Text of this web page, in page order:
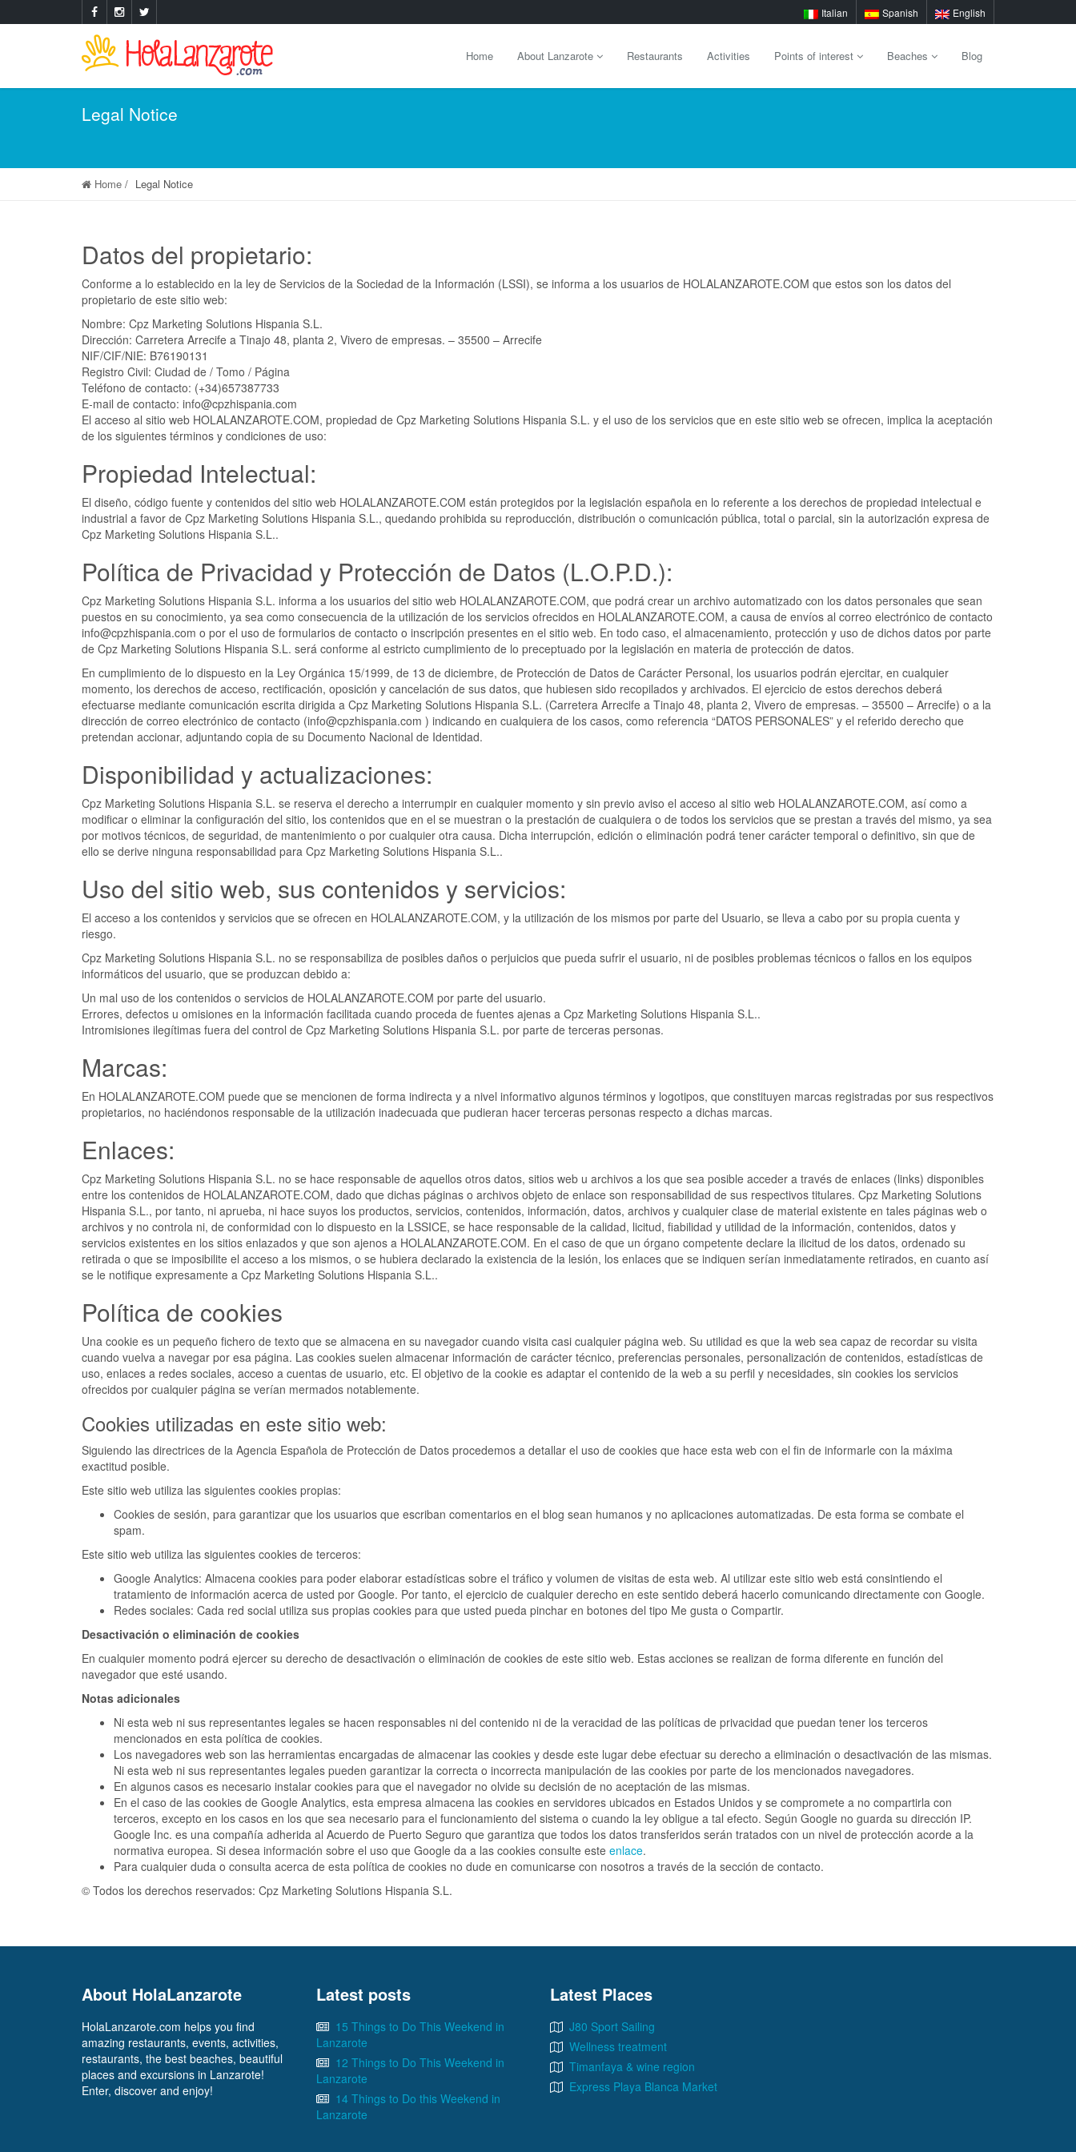
English
Spanish
Italian
Home About Lanzarote Restaurants Activities Points of interest Beaches Blog
Legal Notice
Home Legal Notice
Datos del propietario:
Conforme a lo establecido en la ley de Servicios de la Sociedad de la Información (LSSI), se informa a los usuarios de HOLALANZAROTE.COM que estos son los datos del
propietario de este sitio web:
Nombre: Cpz Marketing Solutions Hispania S.L.
Dirección: Carretera Arrecife a Tinajo 48, planta 2, Vivero de empresas. – 35500 – Arrecife
NIF/CIF/NIE: B76190131
Registro Civil: Ciudad de / Tomo / Página
Teléfono de contacto: (+34)657387733
E-mail de contacto: info@cpzhispania.com
El acceso al sitio web HOLALANZAROTE.COM, propiedad de Cpz Marketing Solutions Hispania S.L. y el uso de los servicios que en este sitio web se ofrecen, implica la aceptación
de los siguientes términos y condiciones de uso:
Propiedad Intelectual:
El diseño, código fuente y contenidos del sitio web HOLALANZAROTE.COM están protegidos por la legislación española en lo referente a los derechos de propiedad intelectual e
industrial a favor de Cpz Marketing Solutions Hispania S.L., quedando prohibida su reproducción, distribución o comunicación pública, total o parcial, sin la autorización expresa de
Cpz Marketing Solutions Hispania S.L..
Política de Privacidad y Protección de Datos (L.O.P.D.):
Cpz Marketing Solutions Hispania S.L. informa a los usuarios del sitio web HOLALANZAROTE.COM, que podrá crear un archivo automatizado con los datos personales que sean
puestos en su conocimiento, ya sea como consecuencia de la utilización de los servicios ofrecidos en HOLALANZAROTE.COM, a causa de envíos al correo electrónico de contacto
info@cpzhispania.com o por el uso de formularios de contacto o inscripción presentes en el sitio web. En todo caso, el almacenamiento, protección y uso de dichos datos por parte
de Cpz Marketing Solutions Hispania S.L. será conforme al estricto cumplimiento de lo preceptuado por la legislación en materia de protección de datos.
En cumplimiento de lo dispuesto en la Ley Orgánica 15/1999, de 13 de diciembre, de Protección de Datos de Carácter Personal, los usuarios podrán ejercitar, en cualquier
momento, los derechos de acceso, rectificación, oposición y cancelación de sus datos, que hubiesen sido recopilados y archivados. El ejercicio de estos derechos deberá
efectuarse mediante comunicación escrita dirigida a Cpz Marketing Solutions Hispania S.L. (Carretera Arrecife a Tinajo 48, planta 2, Vivero de empresas. – 35500 – Arrecife) o a la
dirección de correo electrónico de contacto (info@cpzhispania.com ) indicando en cualquiera de los casos, como referencia “DATOS PERSONALES” y el referido derecho que
pretendan accionar, adjuntando copia de su Documento Nacional de Identidad.
Disponibilidad y actualizaciones:
Cpz Marketing Solutions Hispania S.L. se reserva el derecho a interrumpir en cualquier momento y sin previo aviso el acceso al sitio web HOLALANZAROTE.COM, así como a
modificar o eliminar la configuración del sitio, los contenidos que en el se muestran o la prestación de cualquiera o de todos los servicios que se prestan a través del mismo, ya sea
por motivos técnicos, de seguridad, de mantenimiento o por cualquier otra causa. Dicha interrupción, edición o eliminación podrá tener carácter temporal o definitivo, sin que de
ello se derive ninguna responsabilidad para Cpz Marketing Solutions Hispania S.L..
Uso del sitio web, sus contenidos y servicios:
El acceso a los contenidos y servicios que se ofrecen en HOLALANZAROTE.COM, y la utilización de los mismos por parte del Usuario, se lleva a cabo por su propia cuenta y
riesgo.
Cpz Marketing Solutions Hispania S.L. no se responsabiliza de posibles daños o perjuicios que pueda sufrir el usuario, ni de posibles problemas técnicos o fallos en los equipos
informáticos del usuario, que se produzcan debido a:
Un mal uso de los contenidos o servicios de HOLALANZAROTE.COM por parte del usuario.
Errores, defectos u omisiones en la información facilitada cuando proceda de fuentes ajenas a Cpz Marketing Solutions Hispania S.L..
Intromisiones ilegítimas fuera del control de Cpz Marketing Solutions Hispania S.L. por parte de terceras personas.
Marcas:
En HOLALANZAROTE.COM puede que se mencionen de forma indirecta y a nivel informativo algunos términos y logotipos, que constituyen marcas registradas por sus respectivos
propietarios, no haciéndonos responsable de la utilización inadecuada que pudieran hacer terceras personas respecto a dichas marcas.
Enlaces:
Cpz Marketing Solutions Hispania S.L. no se hace responsable de aquellos otros datos, sitios web u archivos a los que sea posible acceder a través de enlaces (links) disponibles
entre los contenidos de HOLALANZAROTE.COM, dado que dichas páginas o archivos objeto de enlace son responsabilidad de sus respectivos titulares. Cpz Marketing Solutions
Hispania S.L., por tanto, ni aprueba, ni hace suyos los productos, servicios, contenidos, información, datos, archivos y cualquier clase de material existente en tales páginas web o
archivos y no controla ni, de conformidad con lo dispuesto en la LSSICE, se hace responsable de la calidad, licitud, fiabilidad y utilidad de la información, contenidos, datos y
servicios existentes en los sitios enlazados y que son ajenos a HOLALANZAROTE.COM. En el caso de que un órgano competente declare la ilicitud de los datos, ordenado su
retirada o que se imposibilite el acceso a los mismos, o se hubiera declarado la existencia de la lesión, los enlaces que se indiquen serían inmediatamente retirados, en cuanto así
se le notifique expresamente a Cpz Marketing Solutions Hispania S.L..
Política de cookies
Una cookie es un pequeño fichero de texto que se almacena en su navegador cuando visita casi cualquier página web. Su utilidad es que la web sea capaz de recordar su visita
cuando vuelva a navegar por esa página. Las cookies suelen almacenar información de carácter técnico, preferencias personales, personalización de contenidos, estadísticas de
uso, enlaces a redes sociales, acceso a cuentas de usuario, etc. El objetivo de la cookie es adaptar el contenido de la web a su perfil y necesidades, sin cookies los servicios
ofrecidos por cualquier página se verían mermados notablemente.
Cookies utilizadas en este sitio web:
Siguiendo las directrices de la Agencia Española de Protección de Datos procedemos a detallar el uso de cookies que hace esta web con el fin de informarle con la máxima
exactitud posible.
Este sitio web utiliza las siguientes cookies propias:
Cookies de sesión, para garantizar que los usuarios que escriban comentarios en el blog sean humanos y no aplicaciones automatizadas. De esta forma se combate el
spam.
Este sitio web utiliza las siguientes cookies de terceros:
Google Analytics: Almacena cookies para poder elaborar estadísticas sobre el tráfico y volumen de visitas de esta web. Al utilizar este sitio web está consintiendo el
tratamiento de información acerca de usted por Google. Por tanto, el ejercicio de cualquier derecho en este sentido deberá hacerlo comunicando directamente con Google.
Redes sociales: Cada red social utiliza sus propias cookies para que usted pueda pinchar en botones del tipo Me gusta o Compartir.
Desactivación o eliminación de cookies
En cualquier momento podrá ejercer su derecho de desactivación o eliminación de cookies de este sitio web. Estas acciones se realizan de forma diferente en función del
navegador que esté usando.
Notas adicionales
Ni esta web ni sus representantes legales se hacen responsables ni del contenido ni de la veracidad de las políticas de privacidad que puedan tener los terceros
mencionados en esta política de cookies.
Los navegadores web son las herramientas encargadas de almacenar las cookies y desde este lugar debe efectuar su derecho a eliminación o desactivación de las mismas.
Ni esta web ni sus representantes legales pueden garantizar la correcta o incorrecta manipulación de las cookies por parte de los mencionados navegadores.
En algunos casos es necesario instalar cookies para que el navegador no olvide su decisión de no aceptación de las mismas.
En el caso de las cookies de Google Analytics, esta empresa almacena las cookies en servidores ubicados en Estados Unidos y se compromete a no compartirla con
terceros, excepto en los casos en los que sea necesario para el funcionamiento del sistema o cuando la ley obligue a tal efecto. Según Google no guarda su dirección IP.
Google Inc. es una compañía adherida al Acuerdo de Puerto Seguro que garantiza que todos los datos transferidos serán tratados con un nivel de protección acorde a la
normativa europea. Si desea información sobre el uso que Google da a las cookies consulte este enlace.
Para cualquier duda o consulta acerca de esta política de cookies no dude en comunicarse con nosotros a través de la sección de contacto.
© Todos los derechos reservados: Cpz Marketing Solutions Hispania S.L.
About HolaLanzarote
HolaLanzarote.com helps you find
amazing restaurants, events, activities,
restaurants, the best beaches, beautiful
places and excursions in Lanzarote!
Enter, discover and enjoy!
Latest posts
15 Things to Do This Weekend in
Lanzarote
12 Things to Do This Weekend in
Lanzarote
14 Things to Do this Weekend in
Lanzarote
Latest Places
J80 Sport Sailing
Wellness treatment
Timanfaya & wine region
Express Playa Blanca Market